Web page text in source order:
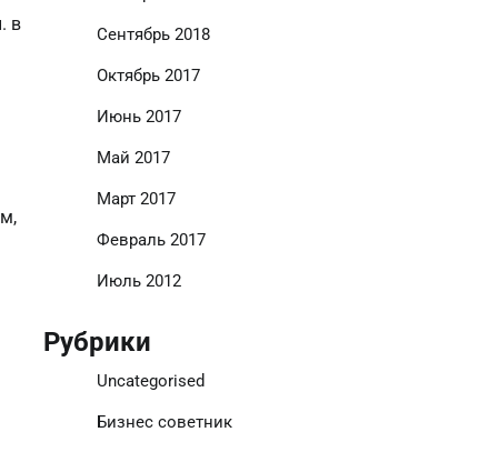
в
Сентябрь 2018
Октябрь 2017
Июнь 2017
Май 2017
Март 2017
Февраль 2017
Июль 2012
Рубрики
Uncategorised
Бизнес советник